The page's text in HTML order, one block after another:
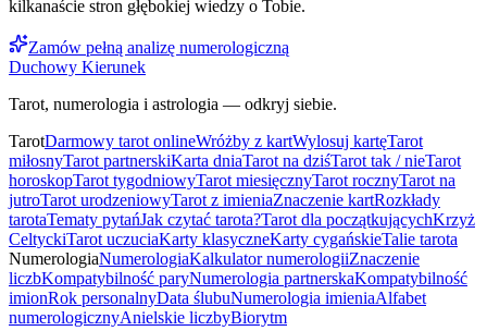
kilkanaście stron głębokiej wiedzy o Tobie.
Zamów pełną analizę numerologiczną
Duchowy Kierunek
Tarot, numerologia i astrologia — odkryj siebie.
TarotDarmowy tarot onlineWróżby z kartWylosuj kartęTarot
miłosnyTarot partnerskiKarta dniaTarot na dziśTarot tak / nieTarot
horoskopTarot tygodniowyTarot miesięcznyTarot rocznyTarot na
jutroTarot urodzeniowyTarot z imieniaZnaczenie kartRozkłady
tarotaTematy pytańJak czytać tarota?Tarot dla początkującychKrzyż
CeltyckiTarot uczuciaKarty klasyczneKarty cygańskieTalie tarota
NumerologiaNumerologiaKalkulator numerologiiZnaczenie
liczbKompatybilność paryNumerologia partnerskaKompatybilność
imionRok personalnyData ślubuNumerologia imieniaAlfabet
numerologicznyAnielskie liczbyBiorytm